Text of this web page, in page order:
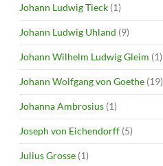
Johann Ludwig Tieck (1)
Johann Ludwig Uhland (9)
Johann Wilhelm Ludwig Gleim (1)
Johann Wolfgang von Goethe (19)
Johanna Ambrosius (1)
Joseph von Eichendorff (5)
Julius Grosse (1)